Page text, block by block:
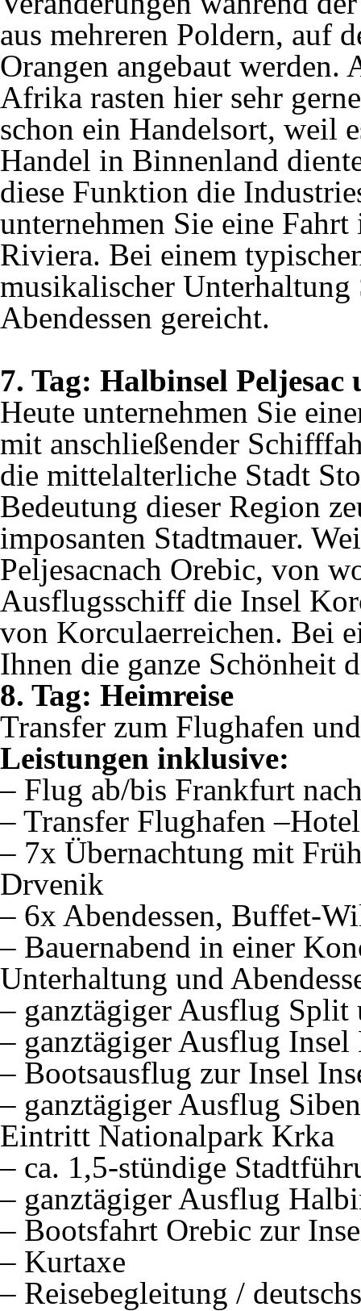
aus mehreren Poldern, auf
Orangen angebaut werden.
Afrika rasten hier sehr
schon ein Handelsort, weil
Handel in Binnenland
diese Funktion die
unternehmen Sie eine
Riviera. Bei einem
musikalischer
Abendessen gereicht.
7. Tag: Halbinsel
Heute unternehmen Sie
mit anschließender
die mittelalterliche Stadt
Bedeutung dieser Region
imposanten Stadtmauer.
Peljesacnach Orebic, von
Ausflugsschiff die Insel
von Korculaerreichen. Bei
Ihnen die ganze Schönheit
8. Tag: Heimreise
Transfer zum Flughafen
Leistungen inklusive:
– Flug ab/bis Frankfurt
– Transfer Flughafen
– 7x Übernachtung mit
Drvenik
– 6x Abendessen, Buffet-
– Bauernabend in einer
Unterhaltung und
– ganztägiger Ausflug Split
– ganztägiger Ausflug Insel
– Bootsausflug zur Insel
– ganztägiger Ausflug
Eintritt Nationalpark Krka
– ca. 1,5-stündige
– ganztägiger Ausflug
– Bootsfahrt Orebic zur
– Kurtaxe
– Reisebegleitung /